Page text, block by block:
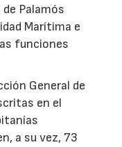
Palamós
Marítima e
funciones
General de
en el
a su vez, 73